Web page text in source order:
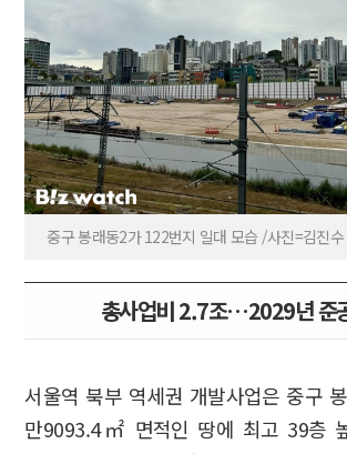
중구 봉래동2가 122번지 일대 모습 /사진=김진
총사업비 2.7조…2029년 준
서울역 북부 역세권 개발사업은 중구
만9093.4㎡ 면적인 땅에 최고 39층